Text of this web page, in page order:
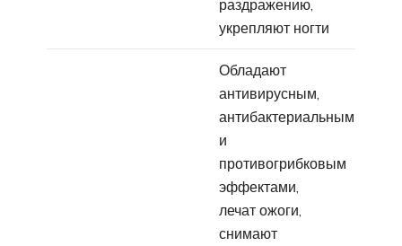
раздражению,
укрепляют ногти
Обладают
антивирусным,
антибактериальным
и
противогрибковым
эффектами,
лечат ожоги,
снимают